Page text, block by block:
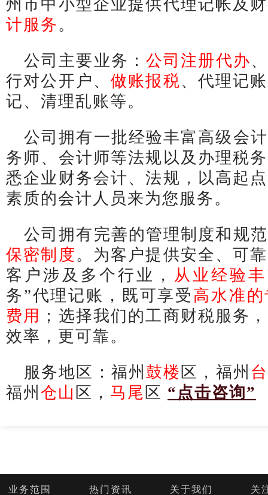
州市中小型企业提供代理记帐及
计服务。
公司主要业务： 公司注册代办
行对公开户、做账报税、代理记
记、清理乱账等。
公司拥有一批经验丰富高级会
务师、会计师等法规以及办理税
悉企业财务会计、法规，以高起
素质的会计人员来为您服务。
公司拥有完善的管理制度和规
保密制度。为客户提供安全、可
客户涉及多个行业， 从业经验
务”代理记账，既可享受 高水准
费用
；选择我们的工商财税服务
效率，更可靠。
服务地区：福州 鼓楼 区，福州
福州 仓山 区， 马尾 区 “点击咨询”
业务范围 热门资讯 关于我们 关